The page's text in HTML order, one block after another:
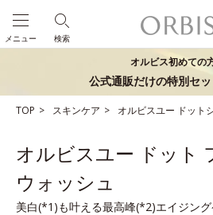
検索
メニュー
オルビス初めての
公式通販だけの特別セッ
TOP スキンケア オルビスユー ドット
オルビスユー ドット
ウォッシュ
美白(*1)も叶える最高峰(*2)エイジング